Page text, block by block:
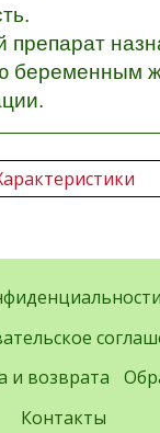
препарат
беременным
и возврата
Контакты